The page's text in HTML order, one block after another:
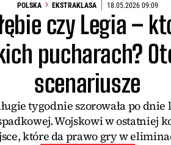
POLSKA EKSTRAKLASA 18.05.2026 09:09
czy Legia –
pucharach?
scenariusze
tygodnie szorowała po
Wojskowi w ostatniej
które da prawo gry w